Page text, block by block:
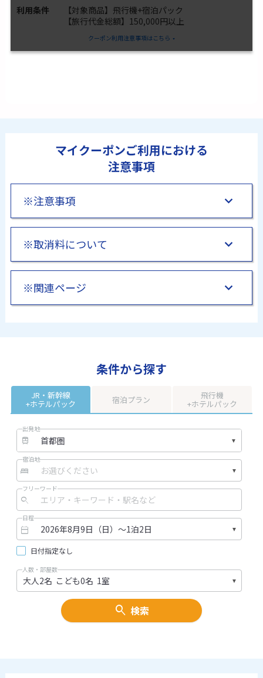
利用条件
【対象商品】飛行機+宿泊パック
【旅行代金総額】150,000円以上
クーポン利用注意事項はこちら
マイクーポンご利用における
注意事項
※注意事項
ン、航空＋宿泊プラン）、国内ツアー、海外ツアー、海外航空
券、海外ホテル、海外航空券＋ホテルの予約でご利用いただけ
ます。それ以外のサービス（レンタカー、高速バス等）には対
応しておりません
マイクーポンの条件、サービスの内容、有効期間、利用条件、
のとし、マイクーポン獲得時にこれらを確認のうえクーポンを
利用するものとします。
は旅行代金総額に対しての適用となり、海外は、海外ダイナミ
ックパッケージは、各諸税等、現地でお支払いいただく額を除
く旅行代金総額に対し、ベストツアー、webコレクションは、
燃油サーチャージ、各諸税等、現地でお支払いいただく額を除
く基本旅行代金に対し、海外航空券、海外ホテル、海外航空券
＋ホテルは、燃油サーチャージ、各諸税等、手数料、現地でお
支払いいただく額を除く基本旅行代金に対し適用となります。
（例）15万円以上に使える海外マイクーポンは、ベストツアー
の場合、
基本代金14万円+燃油サーチャージ1万円+1人部屋追加代金2万
円＝旅行代金合計17万円の場合、ご利用いただけません。
予約画面では、獲得したマイクーポンのうち、お客様の利用条
件に合ったマイクーポンのみ、選択することができます。
（例1）海外ツアーのマイクーポンは国内ツアーではご利用いた
だけません。
※取消料について
の旅行代金総額を基に算出いたします。
マイクーポンを利用した予約を取消した場合は、マイクーポン
※関連ページ
獲得クーポン一覧ページ（マイページ）
条件から探す
JR・新幹線
+ホテルパック 宿泊プラン 飛行機
+ホテルパック
出発地
宿泊地
フリーワード
日程
日付指定なし
人数・部屋数
検索